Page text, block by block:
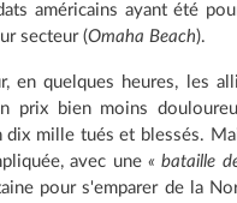
américains ayant été
secteur (Omaha Beach).
en quelques heures, les
prix bien moins
dix mille tués et blessés.
avec une « bataille
pour s'emparer de la